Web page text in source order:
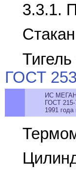
3.3.1.
ГОСТ
ИС
ГОСТ
1991